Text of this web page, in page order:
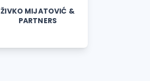
ŽIVKO MIJATOVIĆ &
PARTNERS